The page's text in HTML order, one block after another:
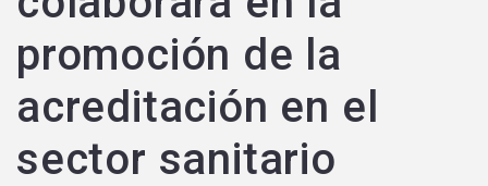
promoción de la
acreditación en el
sector sanitario